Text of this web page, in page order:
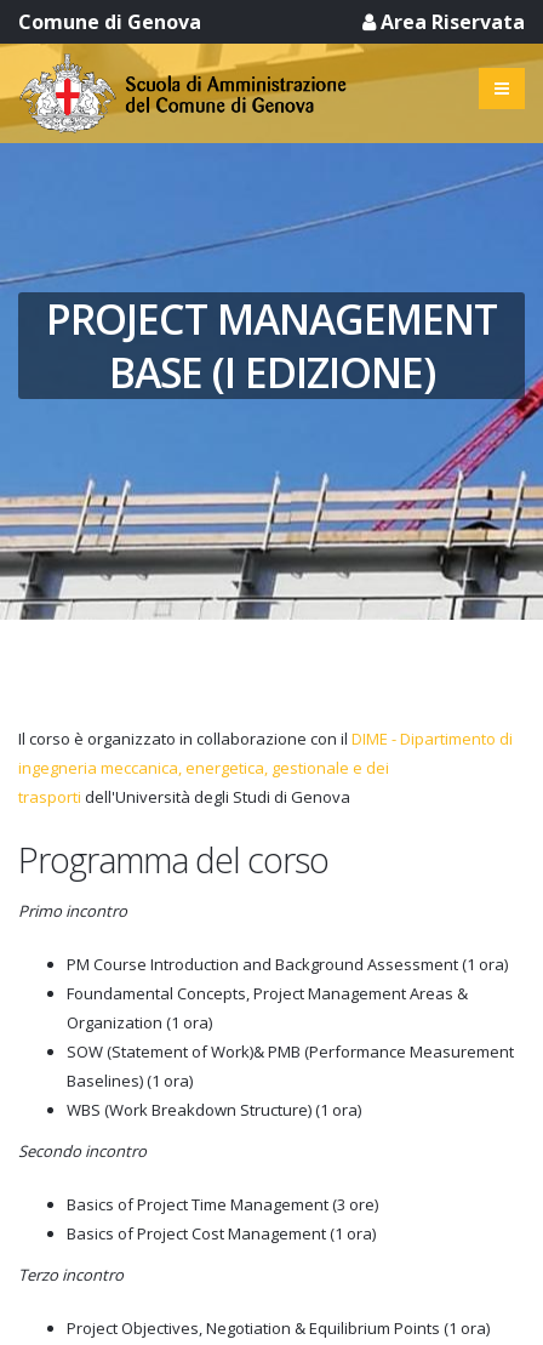
Comune di Genova Area Riservata
PROJECT MANAGEMENT
BASE (I EDIZIONE)
Il corso è organizzato in collaborazione con il DIME - Dipartimento di
ingegneria meccanica, energetica, gestionale e dei
trasporti dell'Università degli Studi di Genova
Programma del corso
Primo incontro
PM Course Introduction and Background Assessment (1 ora)
Foundamental Concepts, Project Management Areas &
Organization (1 ora)
SOW (Statement of Work)& PMB (Performance Measurement
Baselines) (1 ora)
WBS (Work Breakdown Structure) (1 ora)
Secondo incontro
Basics of Project Time Management (3 ore)
Basics of Project Cost Management (1 ora)
Terzo incontro
Project Objectives, Negotiation & Equilibrium Points (1 ora)